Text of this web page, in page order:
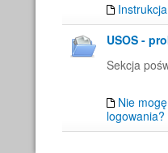
USOS -
Sekcja
Nie
logowania?